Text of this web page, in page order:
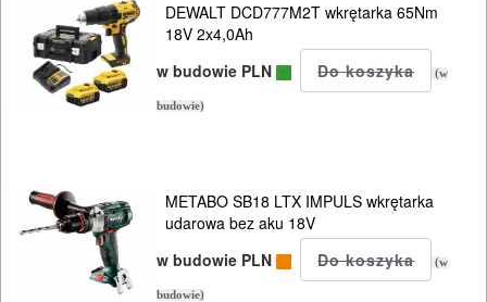
DEWALT DCD777M2T wkrętarka 65Nm
18V 2x4,0Ah
w budowie PLN
(w
budowie)
METABO SB18 LTX IMPULS wkrętarka
udarowa bez aku 18V
w budowie PLN
(w
budowie)